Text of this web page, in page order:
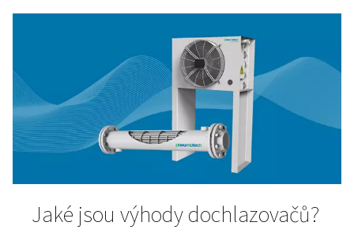
efektivitu, ale i úsporu nákladů.